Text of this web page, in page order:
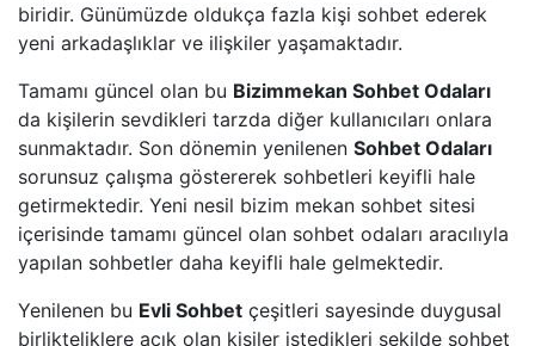
biridir. Günümüzde oldukça fazla kişi sohbet ederek
yeni arkadaşlıklar ve ilişkiler yaşamaktadır.
Tamamı güncel olan bu Bizimmekan Sohbet Odaları
da kişilerin sevdikleri tarzda diğer kullanıcıları onlara
sunmaktadır. Son dönemin yenilenen Sohbet Odaları
sorunsuz çalışma göstererek sohbetleri keyifli hale
getirmektedir. Yeni nesil bizim mekan sohbet sitesi
içerisinde tamamı güncel olan sohbet odaları aracılıyla
yapılan sohbetler daha keyifli hale gelmektedir.
Yenilenen bu Evli Sohbet çeşitleri sayesinde duygusal
birlikteliklere açık olan kişiler istedikleri şekilde sohbet